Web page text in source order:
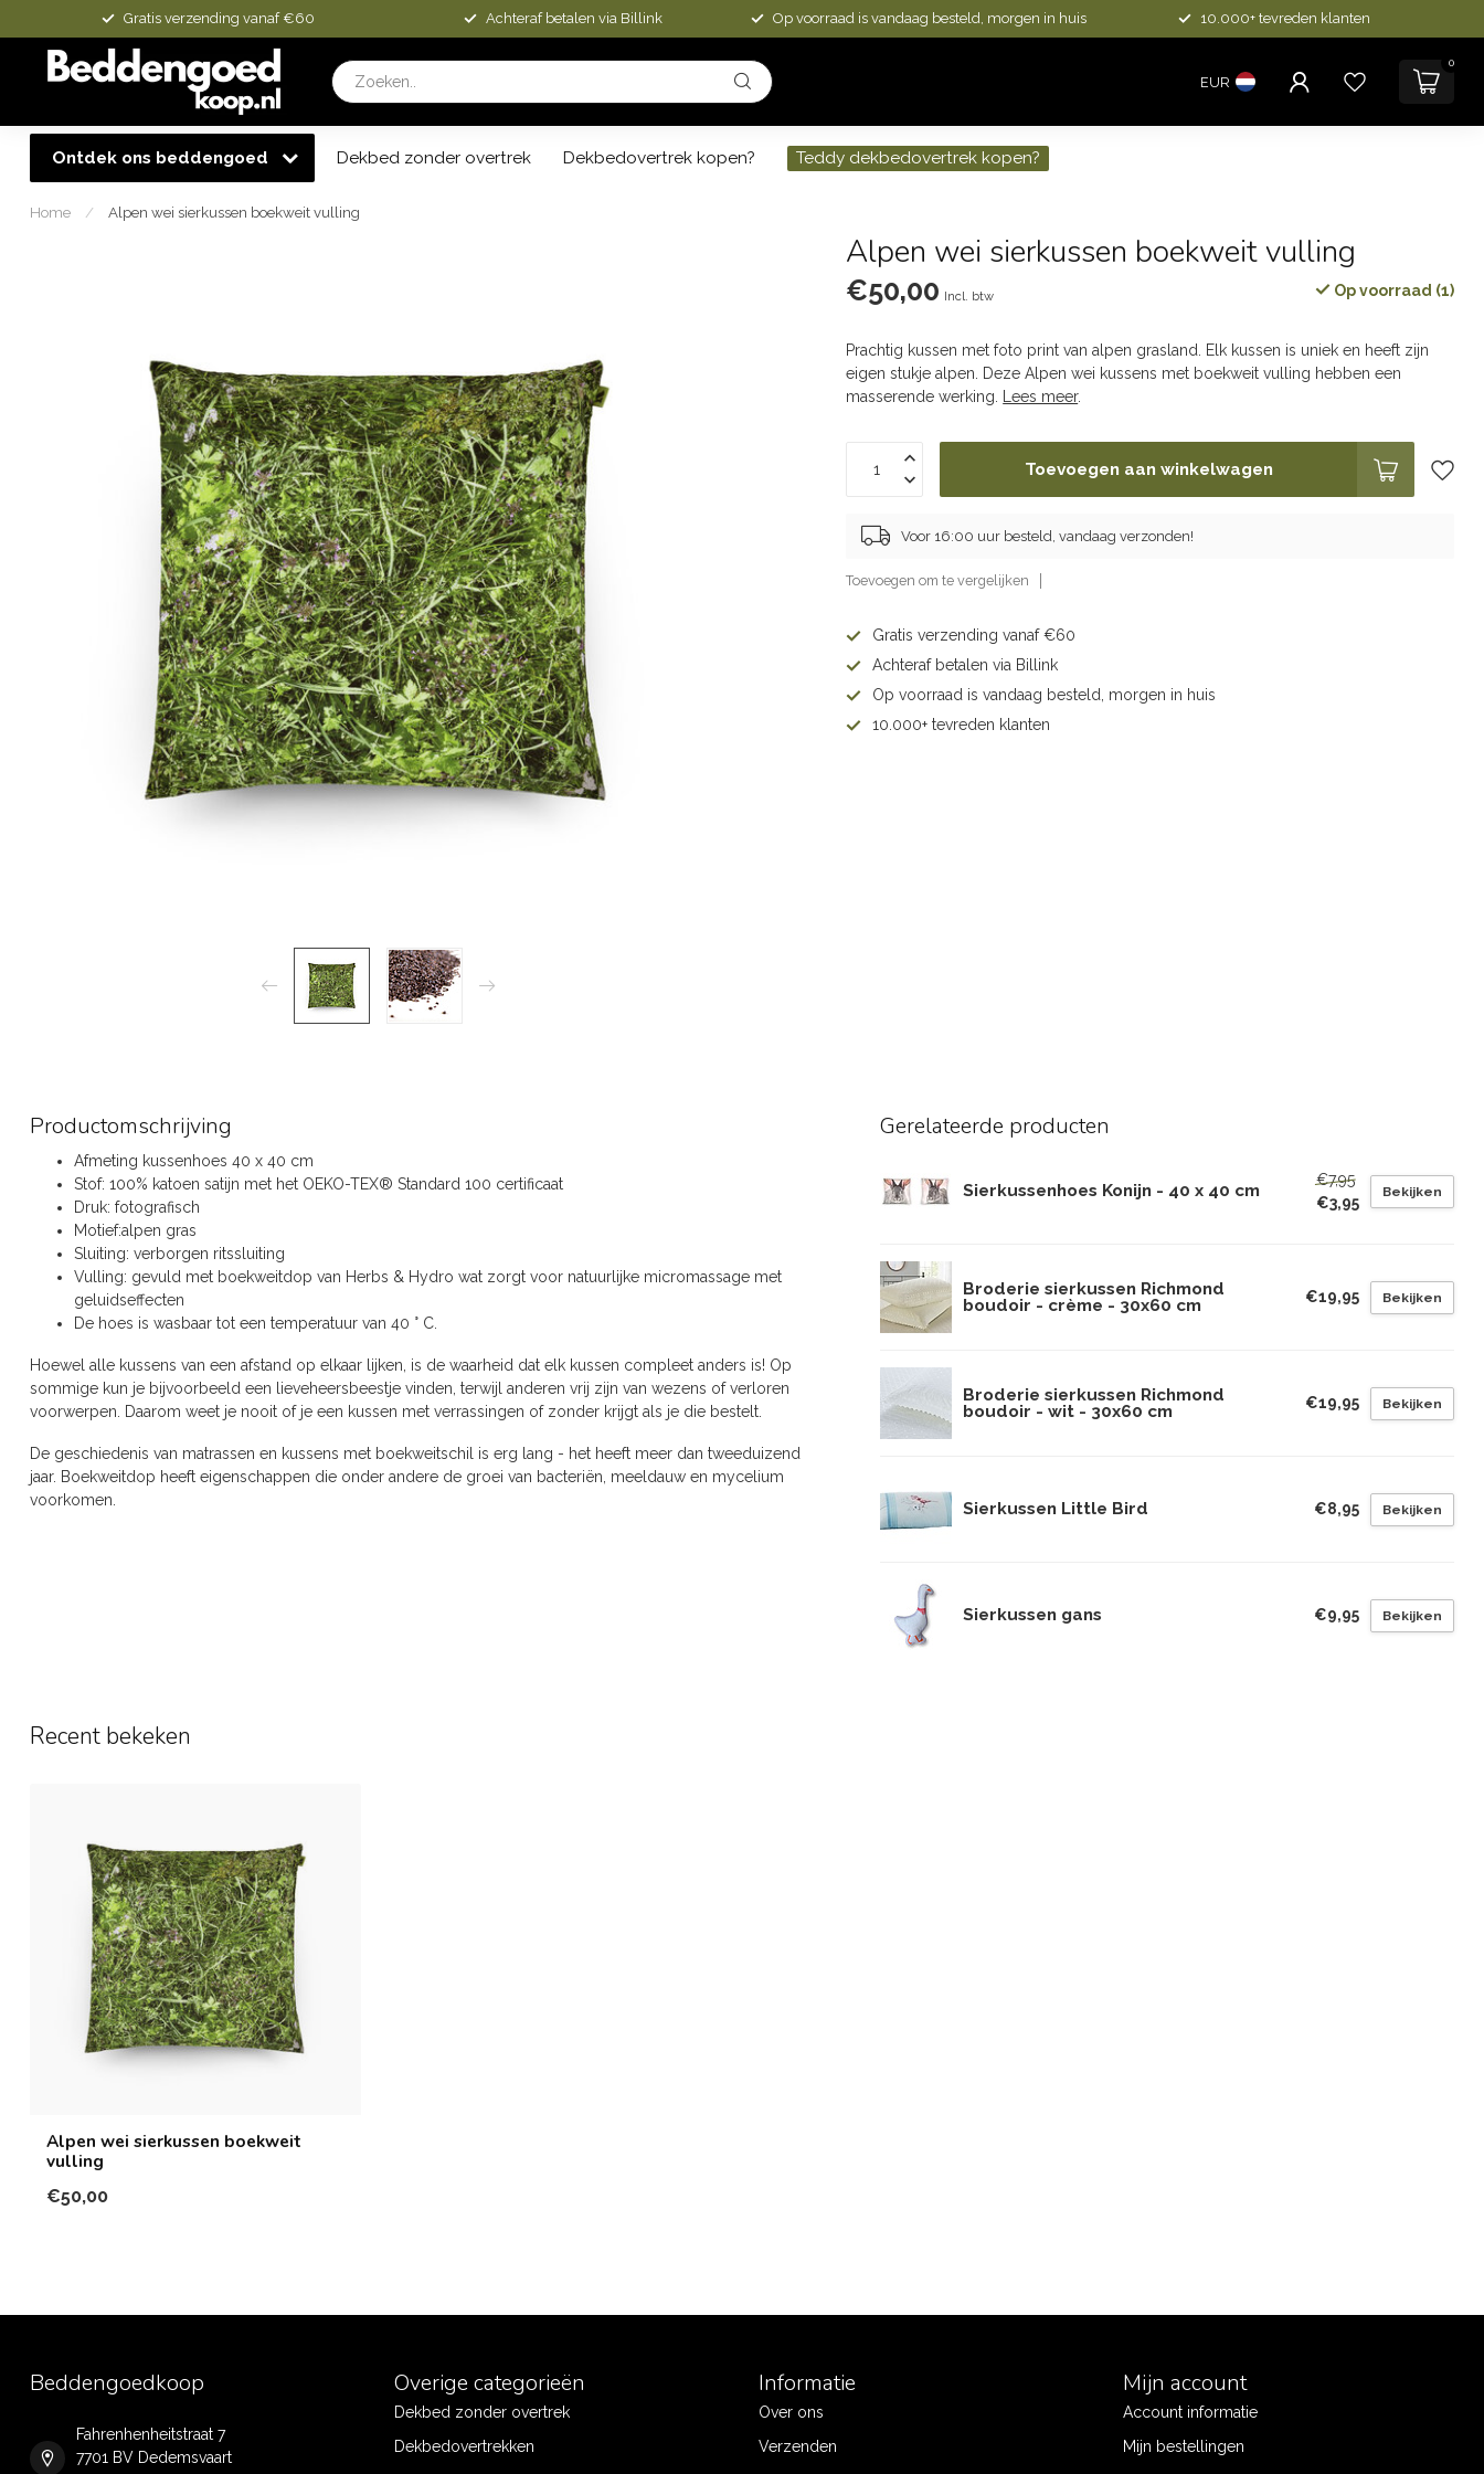
Gratis verzending vanaf €60 Achteraf betalen via Billink Op voorraad is vandaag besteld, morgen in huis 10.000+ tevreden klanten
EUR
0
Ontdek ons beddengoed Dekbed zonder overtrek Dekbedovertrek kopen? Teddy dekbedovertrek kopen?
Home / Alpen wei sierkussen boekweit vulling
Alpen wei sierkussen boekweit vulling
€50,00 Incl. btw Op voorraad (1)
Prachtig kussen met foto print van alpen grasland. Elk kussen is uniek en heeft zijn
eigen stukje alpen. Deze Alpen wei kussens met boekweit vulling hebben een
masserende werking.
Lees meer.
Toevoegen aan winkelwagen
Voor 16:00 uur besteld, vandaag verzonden!
Toevoegen om te vergelijken
Gratis verzending vanaf €60
Achteraf betalen via Billink
Op voorraad is vandaag besteld, morgen in huis
10.000+ tevreden klanten
Productomschrijving
Afmeting kussenhoes 40 x 40 cm
Stof: 100% katoen satijn met het OEKO-TEX® Standard 100 certificaat
Druk: fotografisch
Motief:alpen gras
Sluiting: verborgen ritssluiting
Vulling: gevuld met boekweitdop van Herbs & Hydro wat zorgt voor natuurlijke micromassage met
geluidseffecten
De hoes is wasbaar tot een temperatuur van 40 ° C.
Hoewel alle kussens van een afstand op elkaar lijken, is de waarheid dat elk kussen compleet anders is! Op
sommige kun je bijvoorbeeld een lieveheersbeestje vinden, terwijl anderen vrij zijn van wezens of verloren
voorwerpen. Daarom weet je nooit of je een kussen met verrassingen of zonder krijgt als je die bestelt.
De geschiedenis van matrassen en kussens met boekweitschil is erg lang - het heeft meer dan tweeduizend
jaar. Boekweitdop heeft eigenschappen die onder andere de groei van bacteriën, meeldauw en mycelium
voorkomen.
Gerelateerde producten
Sierkussenhoes Konijn - 40 x 40 cm
€7,95
€3,95
Bekijken
Broderie sierkussen Richmond
boudoir - crème - 30x60 cm
€19,95 Bekijken
Broderie sierkussen Richmond
boudoir - wit - 30x60 cm
€19,95 Bekijken
Sierkussen Little Bird €8,95 Bekijken
Sierkussen gans €9,95 Bekijken
Recent bekeken
Alpen wei sierkussen boekweit
vulling
€50,00
Beddengoedkoop
Fahrenhenheitstraat 7
7701 BV Dedemsvaart
Overige categorieën
Dekbed zonder overtrek
Dekbedovertrekken
Informatie
Over ons
Verzenden
Mijn account
Account informatie
Mijn bestellingen